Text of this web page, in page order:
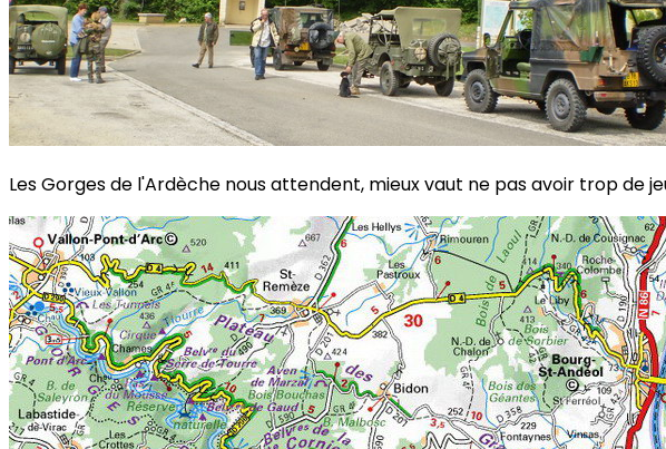
Les Gorges de l'Ardèche nous attendent, mieux vaut ne pas avoir trop de